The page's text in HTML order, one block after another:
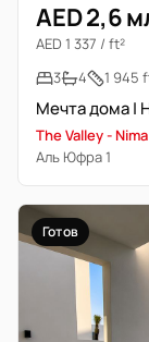
AED 2,6
AED 1 337 / ft²
3
4 1 945
Мечта дома |
The Valley - Nima
Аль Юфра 1
Готов